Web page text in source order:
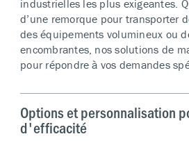
industrielles les plus exigeantes.
d’une remorque pour transporter
des équipements volumineux ou
encombrantes, nos solutions de
pour répondre à vos demandes
Options et personnalisation
d'efficacité